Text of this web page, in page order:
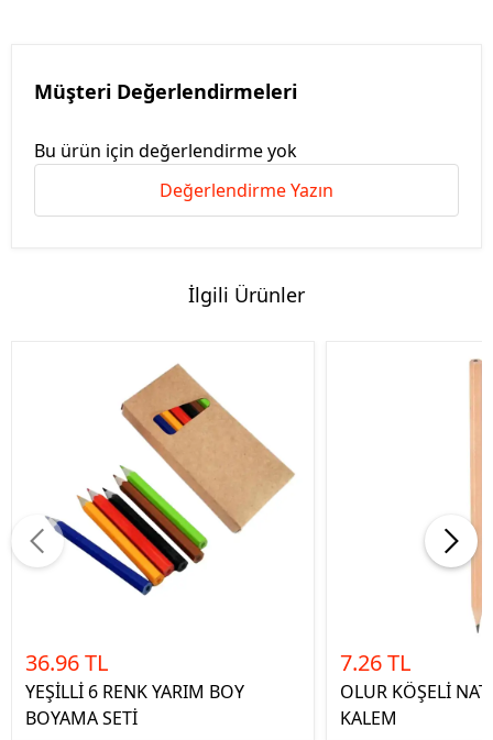
Müşteri Değerlendirmeleri
Bu ürün için değerlendirme yok
Değerlendirme Yazın
İlgili Ürünler
36.96 TL
YEŞİLLİ 6 RENK YARIM BOY
BOYAMA SETİ
7.26 TL
OLUR KÖŞELİ
KALEM